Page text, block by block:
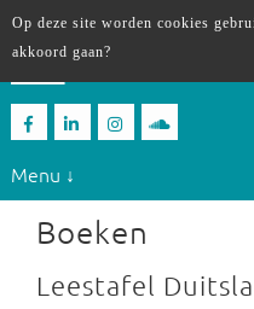
Menu ↓
Boeken
Leestafel
Op deze site worden cookies
akkoord gaan?